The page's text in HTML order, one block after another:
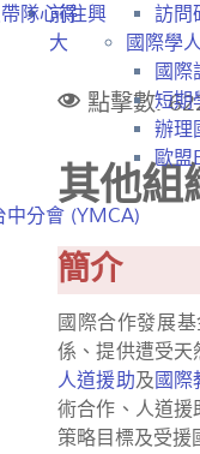
前往興
大
中分會 (YMCA)
隊心得
訪問
國際學
國際
短期
辦理
歐盟
點擊數:
其他組
簡介
國際合作發展
係、提供遭受
人道援助及國際
術合作、人道
策略目標及受援